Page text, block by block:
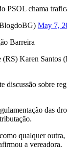
PSOL chama
May 7,
Barreira
Karen Santos
discussão sobre
das
qualquer
a vereadora.